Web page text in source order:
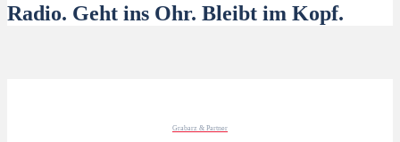
Radio. Geht ins Ohr. Bleibt im Kopf.
Grabarz & Partner